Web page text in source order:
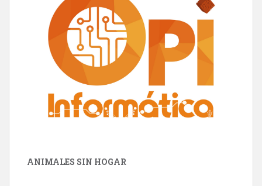
ANIMALES SIN HOGAR